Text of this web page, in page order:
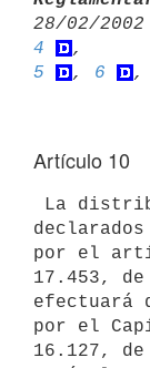
28/02/
4
5
, 6 ,
Artículo 10
por el
17.453,
efectuará
por el
16.127,